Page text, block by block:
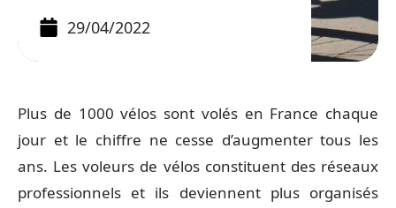
29/04/2022
Plus de 1000 vélos sont volés en France chaque
jour et le chiffre ne cesse d’augmenter tous les
ans. Les voleurs de vélos constituent des réseaux
professionnels et ils deviennent plus organisés